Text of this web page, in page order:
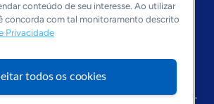
conteúdo de seu interesse. Ao utilizar
concorda com tal monitoramento descrito
Privacidade
todos os cookies